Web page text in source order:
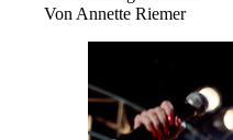
Von Annette Riemer